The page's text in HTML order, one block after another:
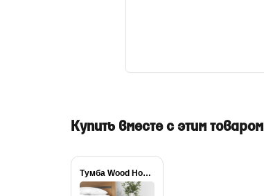
Купить вместе с этим товаром
Тумба Wood Home...